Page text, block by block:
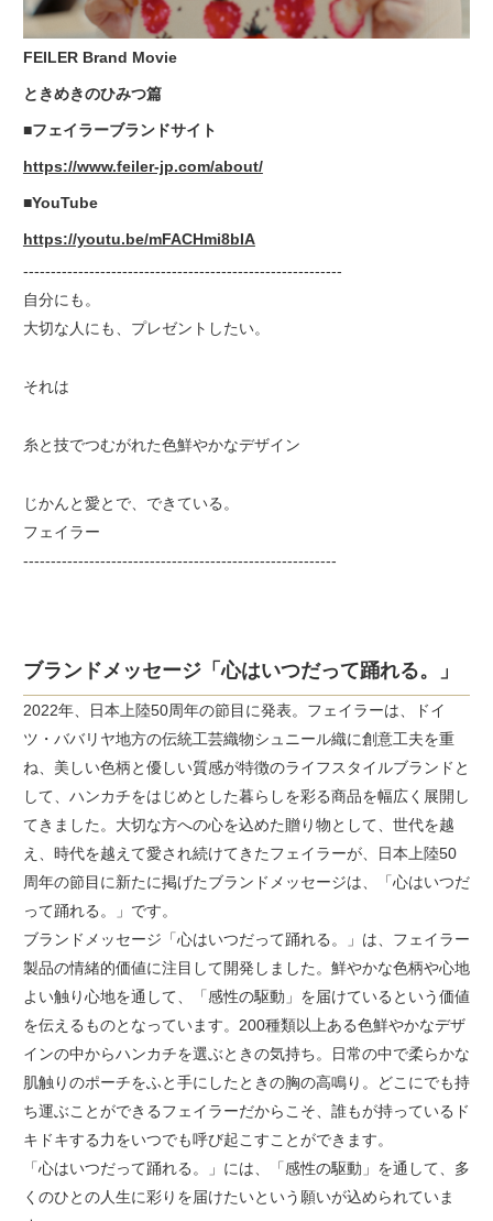
FEILER Brand Movie
ときめきのひみつ篇
■フェイラーブランドサイト
https://www.feiler-jp.com/about/
■YouTube
https://youtu.be/mFACHmi8bIA
----------------------------------------------------------
自分にも。
大切な人にも、プレゼントしたい。
それは
糸と技でつむがれた色鮮やかなデザイン
じかんと愛とで、できている。
フェイラー
---------------------------------------------------------
ブランドメッセージ「心はいつだって踊れる。」
2022年、日本上陸50周年の節目に発表。フェイラーは、ドイ
ツ・ババリヤ地方の伝統工芸織物シュニール織に創意工夫を重
ね、美しい色柄と優しい質感が特徴のライフスタイルブランドと
して、ハンカチをはじめとした暮らしを彩る商品を幅広く展開し
てきました。大切な方への心を込めた贈り物として、世代を越
え、時代を越えて愛され続けてきたフェイラーが、日本上陸50
周年の節目に新たに掲げたブランドメッセージは、「心はいつだ
って踊れる。」です。
ブランドメッセージ「心はいつだって踊れる。」は、フェイラー
製品の情緒的価値に注目して開発しました。鮮やかな色柄や心地
よい触り心地を通して、「感性の駆動」を届けているという価値
を伝えるものとなっています。200種類以上ある色鮮やかなデザ
インの中からハンカチを選ぶときの気持ち。日常の中で柔らかな
肌触りのポーチをふと手にしたときの胸の高鳴り。どこにでも持
ち運ぶことができるフェイラーだからこそ、誰もが持っているド
キドキする力をいつでも呼び起こすことができます。
「心はいつだって踊れる。」には、「感性の駆動」を通して、多
くのひとの人生に彩りを届けたいという願いが込められていま